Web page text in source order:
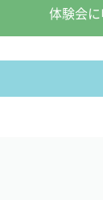
体験会